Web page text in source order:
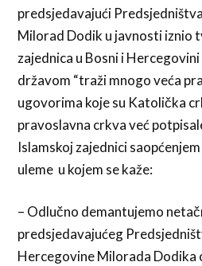
predsjedavajući
Milorad Dodik u javnosti iznio
zajednica u Bosni i
državom “traži mnogo veća
ugovorima koje su Katolička
pravoslavna crkva već
Islamskoj zajednici
uleme u kojem se kaže:
– Odlučno demantujemo
predsjedavajućeg
Hercegovine Milorada Dodika